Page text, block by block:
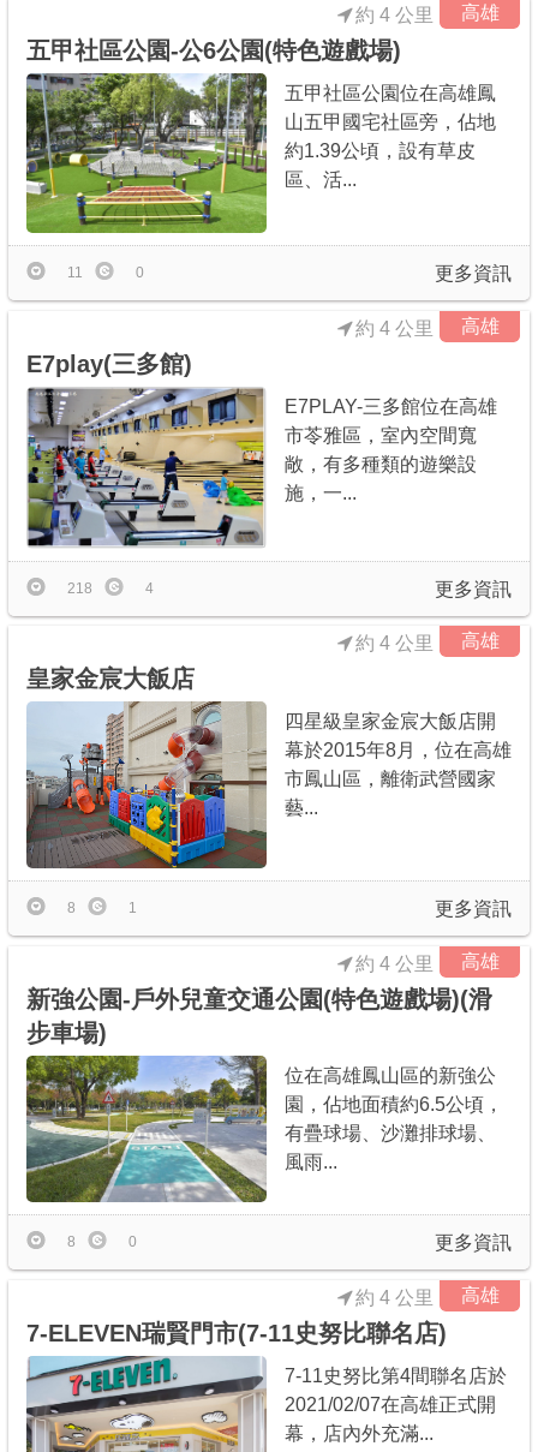
高雄
五甲社區公園-公6公園(特色遊戲場)
約 4 公里
五甲社區公園位在高雄鳳
山五甲國宅社區旁，佔地
約1.39公頃，設有草皮
區、活...
更多資訊
11 0
高雄
E7play(三多館)
約 4 公里
E7PLAY-三多館位在高雄
市苓雅區，室內空間寬
敞，有多種類的遊樂設
施，一...
更多資訊
218 4
高雄
皇家金宸大飯店
約 4 公里
四星級皇家金宸大飯店開
幕於2015年8月，位在高雄
市鳳山區，離衛武營國家
藝...
更多資訊
8 1
高雄
新強公園-戶外兒童交通公園(特色遊戲場)(滑
步車場)
約 4 公里
位在高雄鳳山區的新強公
園，佔地面積約6.5公頃，
有疊球場、沙灘排球場、
風雨...
更多資訊
8 0
高雄
7-ELEVEN瑞賢門市(7-11史努比聯名店)
約 4 公里
7-11史努比第4間聯名店於
2021/02/07在高雄正式開
幕，店內外充滿...